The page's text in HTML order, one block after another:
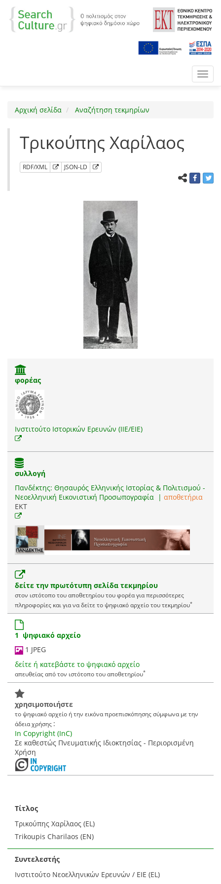
Αρχική σελίδα Αναζήτηση τεκμηρίων
Τρικούπης Χαρίλαος
RDF/XML JSON-LD
φορέας
Ινστιτούτο Ιστορικών Ερευνών (ΙΙΕ/ΕΙΕ)
συλλογή
Πανδέκτης: Θησαυρός Ελληνικής Ιστορίας & Πολιτισμού -
Νεοελληνική Εικονιστική Προσωπογραφία | αποθετήρια
EKT
δείτε την πρωτότυπη σελίδα τεκμηρίου
στον ιστότοπο του αποθετηρίου του φορέα για περισσότερες
πληροφορίες και για να δείτε το ψηφιακό αρχείο του τεκμηρίου*
1 ψηφιακό αρχείο
1 JPEG
δείτε ή κατεβάστε το ψηφιακό αρχείο
απευθείας από τον ιστότοπο του αποθετηρίου*
χρησιμοποιήστε
το ψηφιακό αρχείο ή την εικόνα προεπισκόπησης σύμφωνα με την
άδεια χρήσης :
In Copyright (InC)
Σε καθεστώς Πνευματικής Ιδιοκτησίας - Περιορισμένη
Χρήση
Τίτλος
Τρικούπης Χαρίλαος (EL)
Trikoupis Charilaos (EN)
Συντελεστής
Ινστιτούτο Νεοελληνικών Ερευνών / ΕΙΕ (EL)